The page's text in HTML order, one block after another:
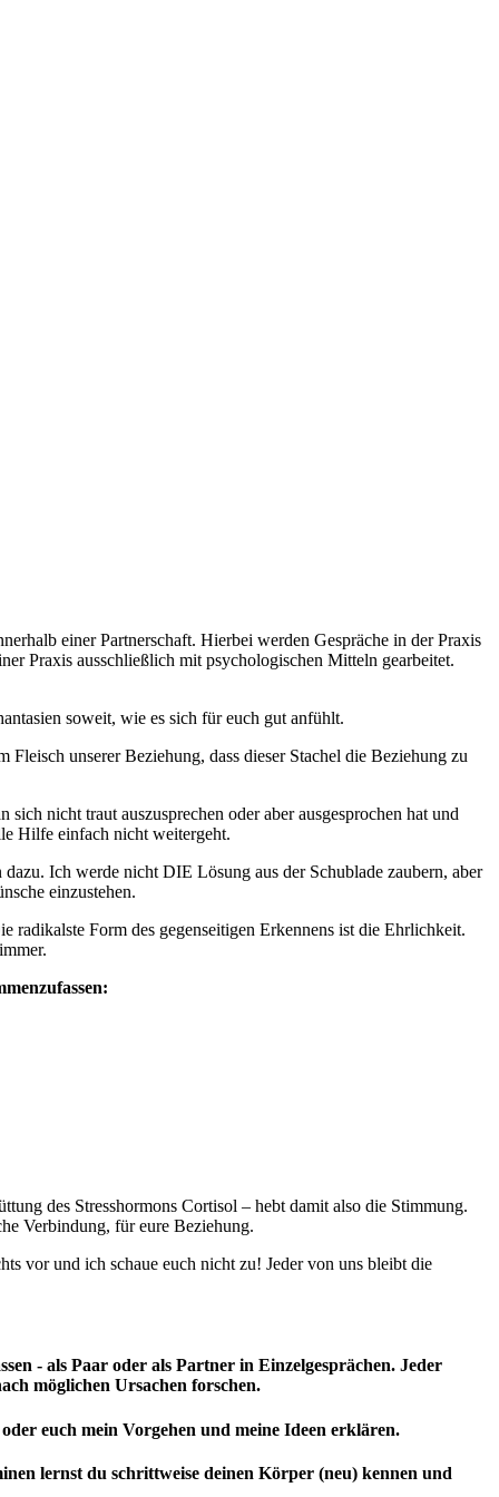
einer Partnerschaft. Hierbei werden Gespräche in der Praxis
Praxis ausschließlich mit psychologischen Mitteln gearbeitet.
soweit, wie es sich für euch gut anfühlt.
unserer Beziehung, dass dieser Stachel die Beziehung zu
nicht traut auszusprechen oder aber ausgesprochen hat und
Hilfe einfach nicht weitergeht.
Ich werde nicht DIE Lösung aus der Schublade zaubern, aber
einzustehen.
radikalste Form des gegenseitigen Erkennens ist die Ehrlichkeit.
des Stresshormons Cortisol – hebt damit also die Stimmung.
Verbindung, für eure Beziehung.
vor und ich schaue euch nicht zu! Jeder von uns bleibt die
- als Paar oder als Partner in Einzelgesprächen. Jeder
möglichen Ursachen forschen.
euch mein Vorgehen und meine Ideen erklären.
lernst du schrittweise deinen Körper (neu) kennen und